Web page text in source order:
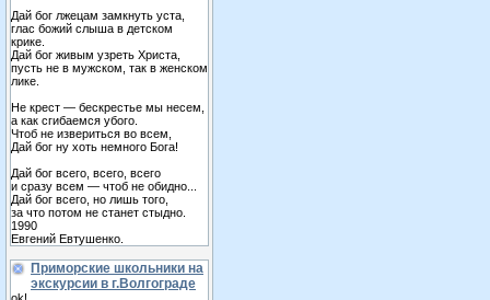
Дай бог лжецам замкнуть уста,
глас божий слыша в детском
крике.
Дай бог живым узреть Христа,
пусть не в мужском, так в женском
лике.
Не крест — бескрестье мы несем,
а как сгибаемся убого.
Чтоб не извериться во всем,
Дай бог ну хоть немного Бога!
Дай бог всего, всего, всего
и сразу всем — чтоб не обидно...
Дай бог всего, но лишь того,
за что потом не станет стыдно.
1990
Евгений Евтушенко.
Приморские школьники на
экскурсии в г.Волгограде